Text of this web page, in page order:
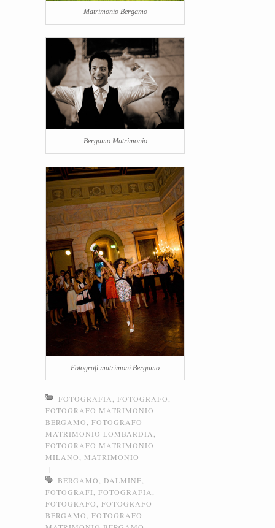
Matrimonio Bergamo
Bergamo Matrimonio
Fotografi matrimoni Bergamo
FOTOGRAFIA, FOTOGRAFO,
FOTOGRAFO MATRIMONIO
BERGAMO, FOTOGRAFO
MATRIMONIO LOMBARDIA,
FOTOGRAFO MATRIMONIO
MILANO, MATRIMONIO
|
BERGAMO, DALMINE,
FOTOGRAFI, FOTOGRAFIA,
FOTOGRAFO, FOTOGRAFO
BERGAMO, FOTOGRAFO